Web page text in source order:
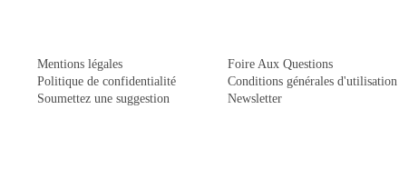
Mentions légales
Politique de confidentialité
Soumettez une suggestion
Foire Aux Questions
Conditions générales d'utilisation
Newsletter